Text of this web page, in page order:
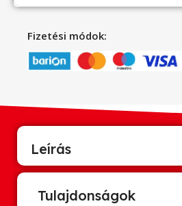
Fizetési módok:
Leírás
Tulajdonságok